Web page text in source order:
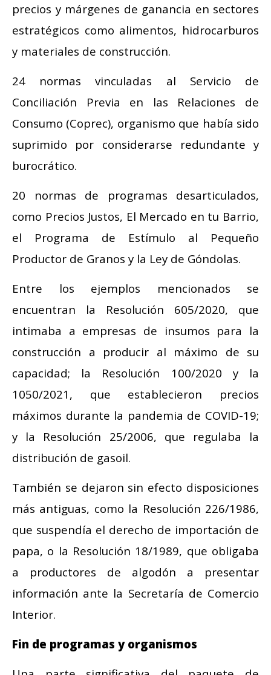
precios y márgenes de ganancia en sectores
estratégicos como alimentos, hidrocarburos
y materiales de construcción.
24 normas vinculadas al Servicio de
Conciliación Previa en las Relaciones de
Consumo (Coprec), organismo que había sido
suprimido por considerarse redundante y
burocrático.
20 normas de programas desarticulados,
como Precios Justos, El Mercado en tu Barrio,
el Programa de Estímulo al Pequeño
Productor de Granos y la Ley de Góndolas.
Entre los ejemplos mencionados se
encuentran la Resolución 605/2020, que
intimaba a empresas de insumos para la
construcción a producir al máximo de su
capacidad; la Resolución 100/2020 y la
1050/2021, que establecieron precios
máximos durante la pandemia de COVID-19;
y la Resolución 25/2006, que regulaba la
distribución de gasoil.
También se dejaron sin efecto disposiciones
más antiguas, como la Resolución 226/1986,
que suspendía el derecho de importación de
papa, o la Resolución 18/1989, que obligaba
a productores de algodón a presentar
información ante la Secretaría de Comercio
Interior.
Fin de programas y organismos